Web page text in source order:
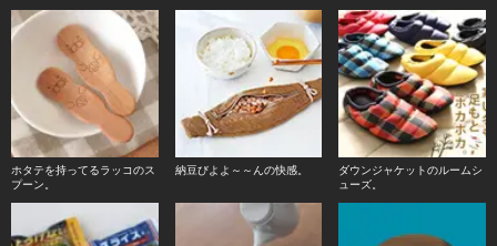
ホタテを持ってるラッコのス
プーン。
納豆びよよ～～んの快感。
ダウンジャケットのルームシ
ューズ。